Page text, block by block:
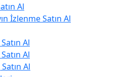
Al
İzlenme Satın Al
Al
Al
Al